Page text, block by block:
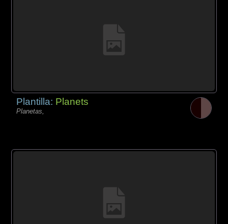
Plantilla: Planets
Planetas,